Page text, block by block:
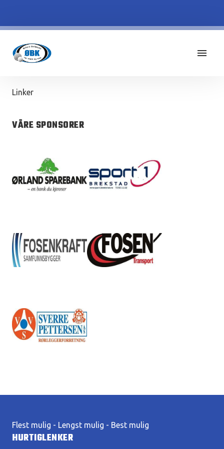
Linker
VÅRE SPONSORER
Flest mulig - Lengst mulig - Best mulig
HURTIGLENKER